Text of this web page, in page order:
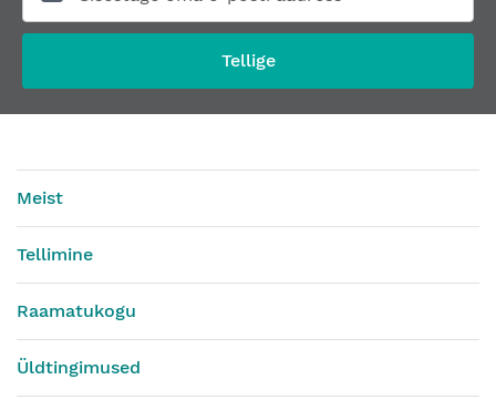
Tellige
Meist
Tellimine
Raamatukogu
Üldtingimused